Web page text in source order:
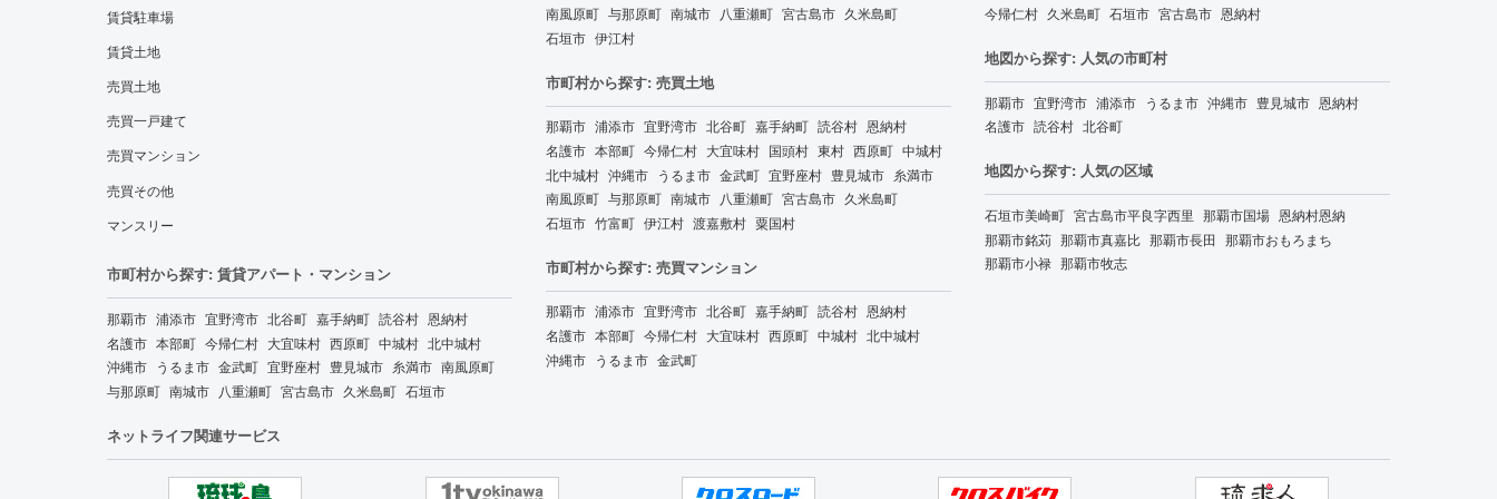
賃貸駐車場
賃貸土地
売買土地
売買一戸建て
売買マンション
売買その他
マンスリー
市町村から探す: 賃貸アパート・マンション
那覇市 浦添市 宜野湾市 北谷町 嘉手納町 読谷村 恩納村
名護市 本部町 今帰仁村 大宜味村 西原町 中城村 北中城村
沖縄市 うるま市 金武町 宜野座村 豊見城市 糸満市 南風原町
与那原町 南城市 八重瀬町 宮古島市 久米島町 石垣市
南風原町 与那原町 南城市 八重瀬町 宮古島市 久米島町
石垣市 伊江村
市町村から探す: 売買土地
那覇市 浦添市 宜野湾市 北谷町 嘉手納町 読谷村 恩納村
名護市 本部町 今帰仁村 大宜味村 国頭村 東村 西原町 中城村
北中城村 沖縄市 うるま市 金武町 宜野座村 豊見城市 糸満市
南風原町 与那原町 南城市 八重瀬町 宮古島市 久米島町
石垣市 竹富町 伊江村 渡嘉敷村 粟国村
市町村から探す: 売買マンション
那覇市 浦添市 宜野湾市 北谷町 嘉手納町 読谷村 恩納村
名護市 本部町 今帰仁村 大宜味村 西原町 中城村 北中城村
沖縄市 うるま市 金武町
今帰仁村 久米島町 石垣市 宮古島市 恩納村
地図から探す: 人気の市町村
那覇市 宜野湾市 浦添市 うるま市 沖縄市 豊見城市 恩納村
名護市 読谷村 北谷町
地図から探す: 人気の区域
石垣市美崎町 宮古島市平良字西里 那覇市国場 恩納村恩納
那覇市銘苅 那覇市真嘉比 那覇市長田 那覇市おもろまち
那覇市小禄 那覇市牧志
ネットライフ関連サービス